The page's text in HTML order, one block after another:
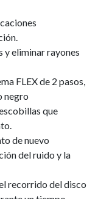
y eliminar rayones
FLEX de 2 pasos,
negro
que
de nuevo
del ruido y la
recorrido del disco